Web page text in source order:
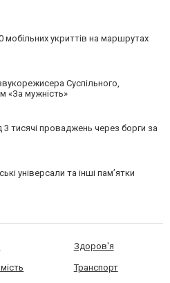
мобільних укриттів на маршрутах
Суспільного,
«За мужність»
3 тисячі проваджень через борги за
універсали та інші пам’ятки
Здоров'я
Транспорт